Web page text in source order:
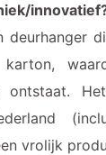
deurhanger
karton,
vrolijk